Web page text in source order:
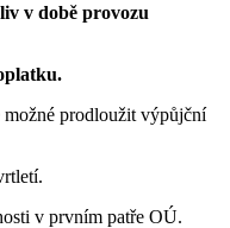
v době provozu
prodloužit výpůjční
v prvním patře OÚ.